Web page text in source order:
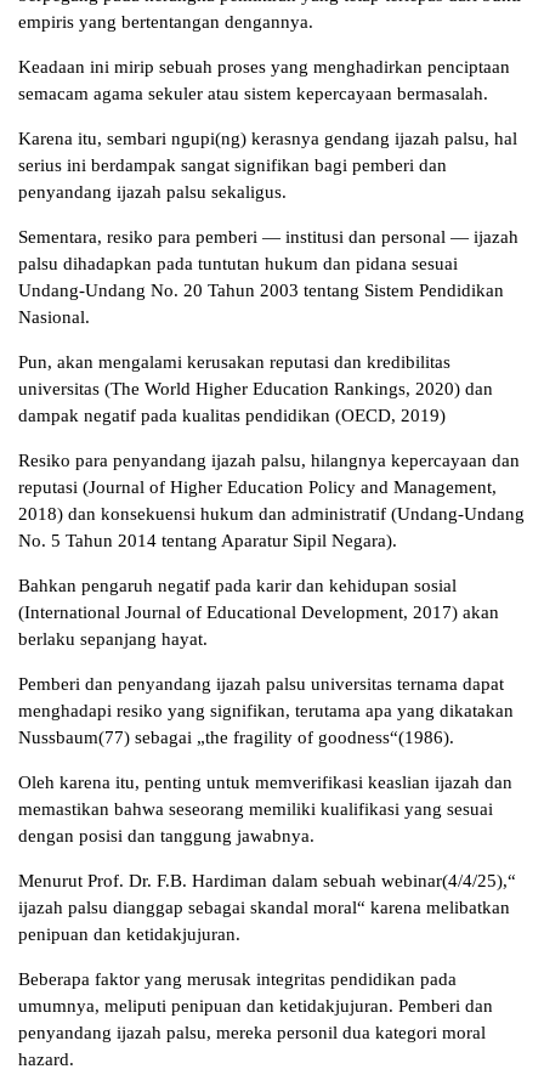
empiris yang bertentangan dengannya.
Keadaan ini mirip sebuah proses yang menghadirkan penciptaan
semacam agama sekuler atau sistem kepercayaan bermasalah.
Karena itu, sembari ngupi(ng) kerasnya gendang ijazah palsu, hal
serius ini berdampak sangat signifikan bagi pemberi dan
penyandang ijazah palsu sekaligus.
Sementara, resiko para pemberi — institusi dan personal — ijazah
palsu dihadapkan pada tuntutan hukum dan pidana sesuai
Undang-Undang No. 20 Tahun 2003 tentang Sistem Pendidikan
Nasional.
Pun, akan mengalami kerusakan reputasi dan kredibilitas
universitas (The World Higher Education Rankings, 2020) dan
dampak negatif pada kualitas pendidikan (OECD, 2019)
Resiko para penyandang ijazah palsu, hilangnya kepercayaan dan
reputasi (Journal of Higher Education Policy and Management,
2018) dan konsekuensi hukum dan administratif (Undang-Undang
No. 5 Tahun 2014 tentang Aparatur Sipil Negara).
Bahkan pengaruh negatif pada karir dan kehidupan sosial
(International Journal of Educational Development, 2017) akan
berlaku sepanjang hayat.
Pemberi dan penyandang ijazah palsu universitas ternama dapat
menghadapi resiko yang signifikan, terutama apa yang dikatakan
Nussbaum(77) sebagai „the fragility of goodness“(1986).
Oleh karena itu, penting untuk memverifikasi keaslian ijazah dan
memastikan bahwa seseorang memiliki kualifikasi yang sesuai
dengan posisi dan tanggung jawabnya.
Menurut Prof. Dr. F.B. Hardiman dalam sebuah webinar(4/4/25),“
ijazah palsu dianggap sebagai skandal moral“ karena melibatkan
penipuan dan ketidakjujuran.
Beberapa faktor yang merusak integritas pendidikan pada
umumnya, meliputi penipuan dan ketidakjujuran. Pemberi dan
penyandang ijazah palsu, mereka personil dua kategori moral
hazard.